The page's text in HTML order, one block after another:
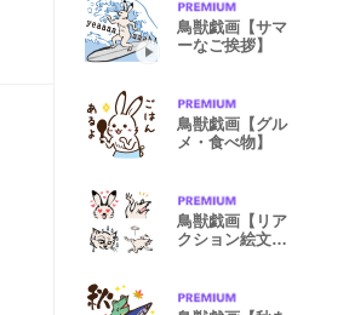
鳥獣戯画【サマ
ーなご挨拶】
鳥獣戯画【グル
メ・食べ物】
鳥獣戯画【リア
クション絵文